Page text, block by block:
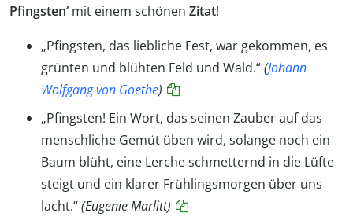
Pfingsten‘ mit einem schönen Zitat!
„Pfingsten, das liebliche Fest, war gekommen, es
grünten und blühten Feld und Wald.“(Johann
Wolfgang von Goethe)
„Pfingsten! Ein Wort, das seinen Zauber auf das
menschliche Gemüt üben wird, solange noch ein
Baum blüht, eine Lerche schmetternd in die Lüfte
steigt und ein klarer Frühlingsmorgen über uns
lacht.“(Eugenie Marlitt)